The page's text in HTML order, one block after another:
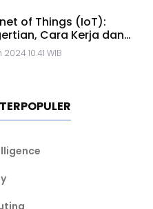
of Things (IoT):
Cara Kerja dan
10.41 WIB